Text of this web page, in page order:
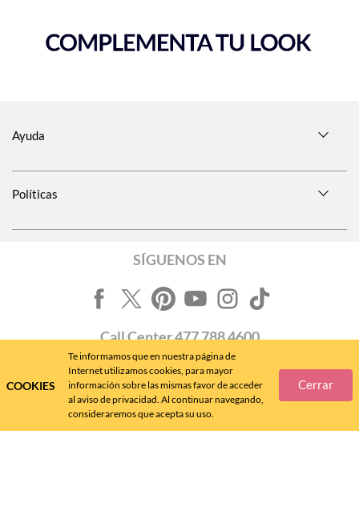
COOKIES
Te informamos que en nuestra página de
Internet utilizamos cookies, para mayor
información sobre las mismas favor de acceder
al aviso de privacidad. Al continuar navegando,
consideraremos que acepta su uso.
Cerrar
Ayuda
Políticas
SÍGUENOS EN
CallCenter477 788 4600